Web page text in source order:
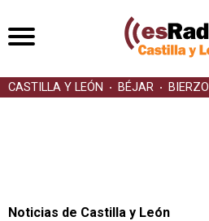
CASTILLA Y LEÓN BÉJAR BIERZO
Noticias de Castilla y León